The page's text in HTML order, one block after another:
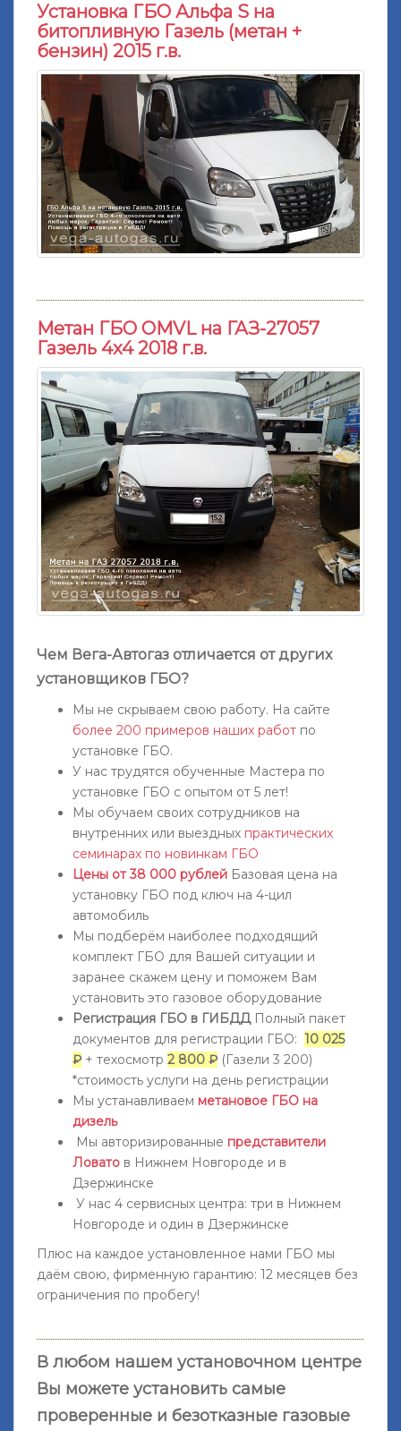
Установка ГБО Альфа S на
битопливную Газель (метан +
бензин) 2015 г.в.
Метан ГБО OMVL на ГАЗ-27057
Газель 4x4 2018 г.в.
Чем Вега-Автогаз отличается от других
установщиков ГБО?
Мы не скрываем свою работу. На сайте
более 200 примеров наших работ по
установке ГБО.
У нас трудятся обученные Мастера по
установке ГБО с опытом от 5 лет!
Мы обучаем своих сотрудников на
внутренних или выездных практических
семинарах по новинкам ГБО
Цены от 38 000 рублей Базовая цена на
установку ГБО под ключ на 4-цил
автомобиль
Мы подберём наиболее подходящий
комплект ГБО для Вашей ситуации и
заранее скажем цену и поможем Вам
установить это газовое оборудование
Регистрация ГБО в ГИБДДПолный пакет
документов для регистрации ГБО: 10 025
₽ + техосмотр 2 800 ₽ (Газели 3 200)
*стоимость услуги на день регистрации
Мы устанавливаем метановое ГБО на
дизель
Мы авторизированные представители
Ловато в Нижнем Новгороде и в
Дзержинске
У нас 4 сервисных центра: три в Нижнем
Новгороде и один в Дзержинске
Плюс на каждое установленное нами ГБО мы
даём свою, фирменную гарантию: 12 месяцев без
ограничения по пробегу!
В любом нашем установочном центре
Вы можете установить самые
проверенные и безотказные газовые